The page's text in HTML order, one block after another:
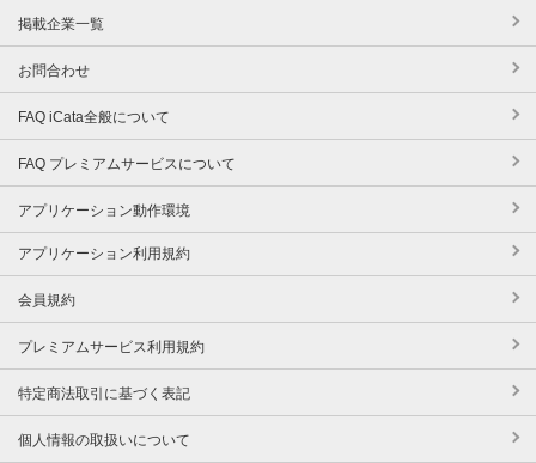
掲載企業一覧
お問合わせ
FAQ iCata全般について
FAQ プレミアムサービスについて
アプリケーション動作環境
アプリケーション利用規約
会員規約
プレミアムサービス利用規約
特定商法取引に基づく表記
個人情報の取扱いについて